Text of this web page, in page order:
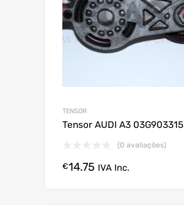
TENSOR
Tensor AUDI A3 03G903315
(0 avaliações)
€14.75 IVA Inc.